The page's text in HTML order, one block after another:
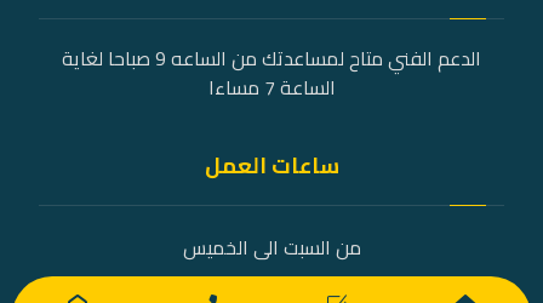
الدعم الفني متاح لمساعدتك من الساعه 9 صباحا لغاية
الساعة 7 مساءا
ساعات العمل
من السبت الى الخميس
9 صباحًا - 7 مساءً